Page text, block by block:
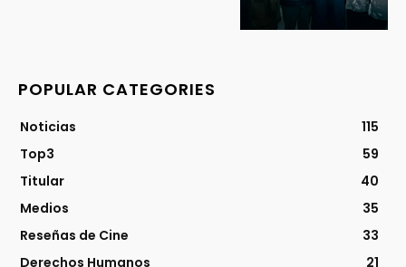
POPULAR CATEGORIES
Noticias
115
Top3
59
Titular
40
Medios
35
Reseñas de Cine
33
Derechos Humanos
21